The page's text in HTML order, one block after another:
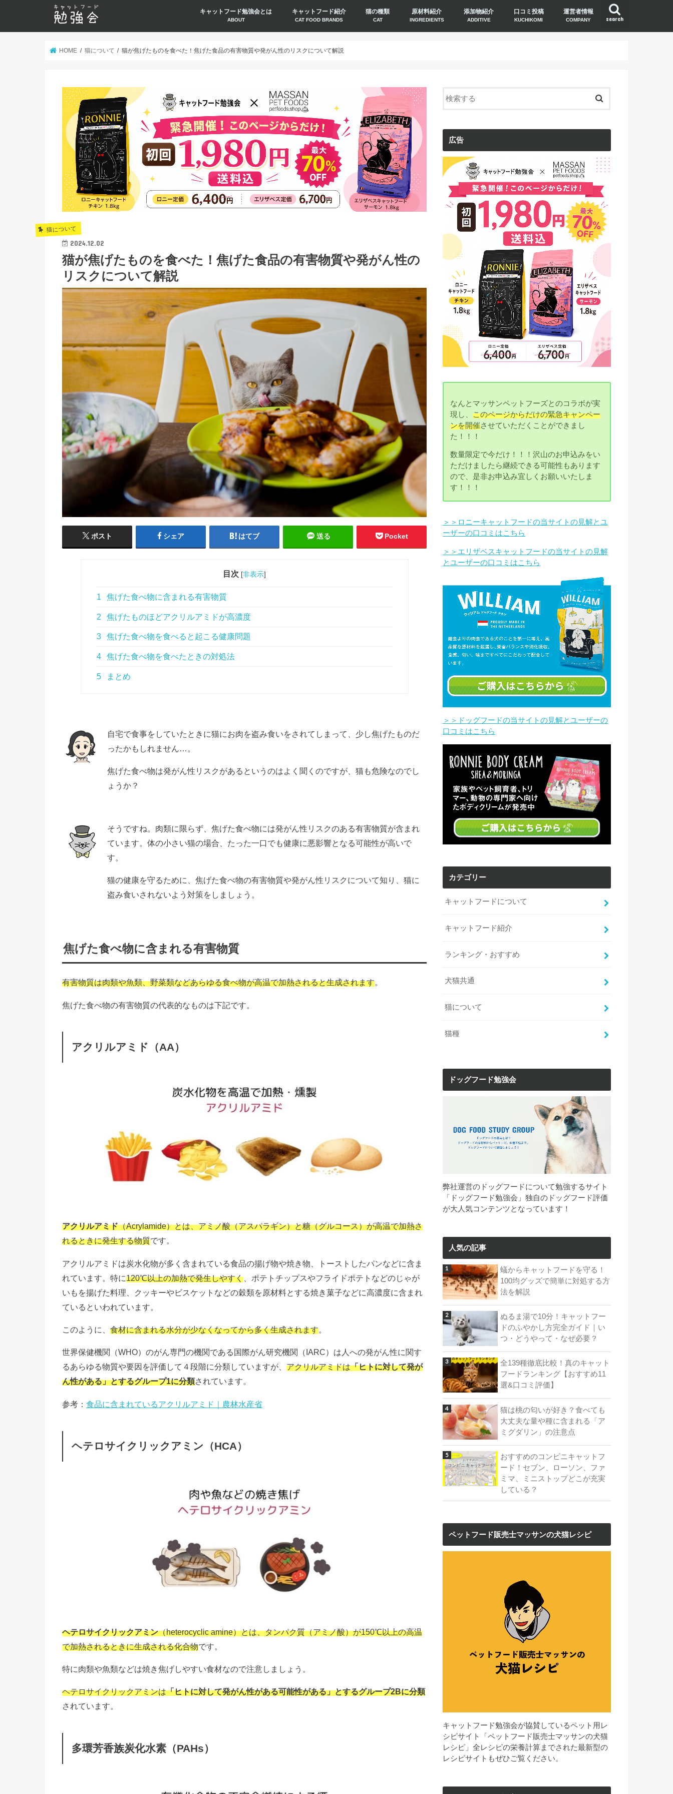
search
キャットフード勉強会とは
ABOUT
キャットフード紹介
CAT FOOD BRANDS
猫の種類
CAT
原材料紹介
INGREDIENTS
添加物紹介
ADDITIVE
口コミ投稿
KUCHIKOMI
運営者情報
COMPANY
HOME 猫について 猫が焦げたものを食べた！焦げた食品の有害物質や発がん性のリスクについて解説
猫について
2024.12.02
猫が焦げたものを食べた！焦げた食品の有害物質や発がん性の
リスクについて解説
ポスト シェア はてブ 送る Pocket
目次 [非表示]
1 焦げた食べ物に含まれる有害物質
2 焦げたものほどアクリルアミドが高濃度
3 焦げた食べ物を食べると起こる健康問題
4 焦げた食べ物を食べたときの対処法
5 まとめ
自宅で食事をしていたときに猫にお肉を盗み食いをされてしまって、少し焦げたものだ
ったかもしれません…。
焦げた食べ物は発がん性リスクがあるというのはよく聞くのですが、猫も危険なのでし
ょうか？
そうですね。肉類に限らず、焦げた食べ物には発がん性リスクのある有害物質が含まれ
ています。体の小さい猫の場合、たった一口でも健康に悪影響となる可能性が高いで
す。
猫の健康を守るために、焦げた食べ物の有害物質や発がん性リスクについて知り、猫に
盗み食いされないよう対策をしましょう。
焦げた食べ物に含まれる有害物質
有害物質は肉類や魚類、野菜類などあらゆる食べ物が高温で加熱されると生成されます。
焦げた食べ物の有害物質の代表的なものは下記です。
アクリルアミド（AA）
アクリルアミド（Acrylamide）とは、アミノ酸（アスパラギン）と糖（グルコース）が高温で加熱さ
れるときに発生する物質です。
アクリルアミドは炭水化物が多く含まれている食品の揚げ物や焼き物、トーストしたパンなどに含ま
れています。特に120℃以上の加熱で発生しやすく 、ポテトチップスやフライドポテトなどのじゃが
いもを揚げた料理、クッキーやビスケットなどの穀類を原材料とする焼き菓子などに高濃度に含まれ
ているといわれています。
このように、 食材に含まれる水分が少なくなってから多く生成されます。
世界保健機関（WHO）のがん専門の機関である国際がん研究機関（IARC）は人への発がん性に関す
るあらゆる物質や要因を評価して４段階に分類していますが、 アクリルアミドは「ヒトに対して発が
ん性がある」とするグループ1に分類されています。
参考： 食品に含まれているアクリルアミド｜農林水産省
ヘテロサイクリックアミン（HCA）
ヘテロサイクリックアミン（heterocyclic amine）とは、タンパク質（アミノ酸）が150℃以上の高温
で加熱されるときに生成される化合物です。
特に肉類や魚類などは焼き焦げしやすい食材なので注意しましょう。
ヘテロサイクリックアミンは「ヒトに対して発がん性がある可能性がある」とするグループ2Bに分類
されています。
多環芳香族炭化水素（PAHs）
広告
なんとマッサンペットフーズとのコラボが実
現し、このページからだけの緊急キャンペー
ンを開催させていただくことができまし
た！！！
数量限定で今だけ！！！沢山のお申込みをい
ただけましたら継続できる可能性もあります
ので、是非お申込み宜しくお願いいたしま
す！！！
＞＞ロニーキャットフードの当サイトの見解とユ
ーザーの口コミはこちら
＞＞エリザベスキャットフードの当サイトの見解
とユーザーの口コミはこちら
＞＞ドッグフードの当サイトの見解とユーザーの
口コミはこちら
カテゴリー
キャットフードについて
キャットフード紹介
ランキング・おすすめ
犬猫共通
猫について
猫種
ドッグフード勉強会
弊社運営のドッグフードについて勉強するサイト
「ドッグフード勉強会」独自のドッグフード評価
が大人気コンテンツとなっています！
人気の記事
蟻からキャットフードを守る！
100均グッズで簡単に対処する方
法を解説
ぬるま湯で10分！キャットフー
ドのふやかし方完全ガイド｜い
つ・どうやって・なぜ必要？
全139種徹底比較！真のキャット
フードランキング【おすすめ11
選&口コミ評価】
猫は桃の匂いが好き？食べても
大丈夫な量や種に含まれる「ア
ミグダリン」の注意点
おすすめのコンビニキャットフ
ード！セブン、ローソン、ファ
ミマ、ミニストップどこが充実
している？
ペットフード販売士マッサンの犬猫レシピ
キャットフード勉強会が協賛しているペット用レ
シピサイト「ペットフード販売士マッサンの犬猫
レシピ」全レシピの栄養計算までされた最新型の
レシピサイトもぜひご覧ください。